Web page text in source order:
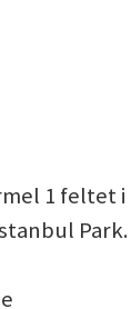
1 feltet i
Park.